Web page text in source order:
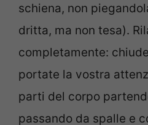
schiena, non
dritta, ma non tesa).
completamente:
portate la vostra
parti del corpo
passando da spalle e